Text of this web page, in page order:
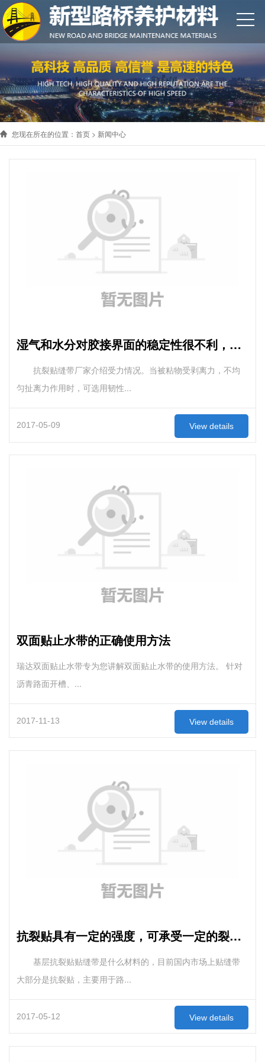
您现在所在的位置： 首页 > 新闻中心
湿气和水分对胶接界面的稳定性很不利，可以说是有害而无益的
抗裂贴缝带厂家介绍受力情况。当被粘物受剥离力，不均
匀扯离力作用时，可选用韧性...
2017-05-09 View details
双面贴止水带的正确使用方法
瑞达双面贴止水带专为您讲解双面贴止水带的使用方法。 针对
沥青路面开槽、...
2017-11-13 View details
抗裂贴具有一定的强度，可承受一定的裂缝拉应力
基层抗裂贴贴缝带是什么材料的，目前国内市场上贴缝带
大部分是抗裂贴，主要用于路...
2017-05-12 View details